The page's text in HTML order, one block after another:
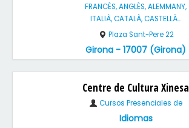
FRANCÈS, ANGLÈS, ALEMMANY,
ITALIÀ, CATALÀ, CASTELLÀ...
Plaza Sant-Pere 22
Girona - 17007 (Girona)
Centre de Cultura Xinesa
Cursos Presenciales de
Idiomas